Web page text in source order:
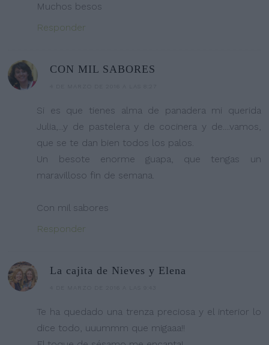
Muchos besos
Responder
CON MIL SABORES
Si es que tienes alma de panadera mi querida
Julia,...y de pastelera y de cocinera y de....vamos,
que se te dan bien todos los palos.
Un besote enorme guapa, que tengas un
maravilloso fin de semana.
Con mil sabores
Responder
La cajita de Nieves y Elena
Te ha quedado una trenza preciosa y el interior lo
dice todo, uuummm que migaaa!!